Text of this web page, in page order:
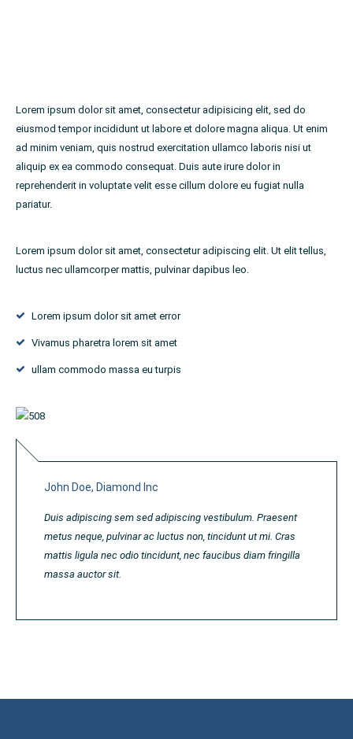
Lorem ipsum dolor sit amet, consectetur adipisicing elit, sed do
eiusmod tempor incididunt ut labore et dolore magna aliqua. Ut enim
ad minim veniam, quis nostrud exercitation ullamco laboris nisi ut
aliquip ex ea commodo consequat. Duis aute irure dolor in
reprehenderit in voluptate velit esse cillum dolore eu fugiat nulla
pariatur.
Lorem ipsum dolor sit amet, consectetur adipiscing elit. Ut elit tellus,
luctus nec ullamcorper mattis, pulvinar dapibus leo.
Lorem ipsum dolor sit amet error
Vivamus pharetra lorem sit amet
ullam commodo massa eu turpis
John Doe, Diamond Inc
Duis adipiscing sem sed adipiscing vestibulum. Praesent
metus neque, pulvinar ac luctus non, tincidunt ut mi. Cras
mattis ligula nec odio tincidunt, nec faucibus diam fringilla
massa auctor sit.